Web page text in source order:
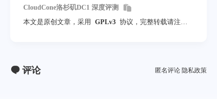
CloudCone洛杉矶DC1 深度评测
本文是原创文章，采用
GPLv3 协议，完整转载请注明
评论 匿名评论 隐私政策